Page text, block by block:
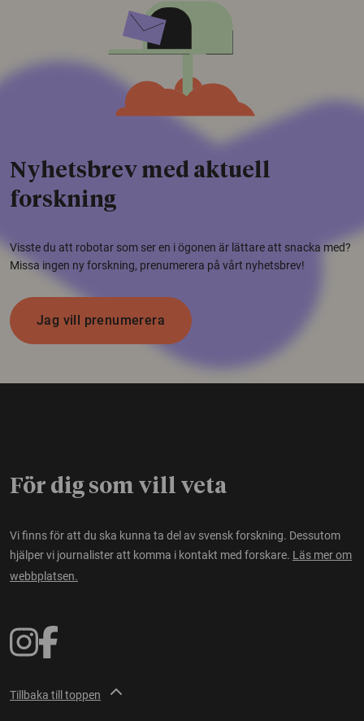
Nyhetsbrev med aktuell
forskning
Visste du att robotar som ser en i ögonen är lättare att snacka med?
Missa ingen ny forskning, prenumerera på vårt nyhetsbrev!
Jag vill prenumerera
För dig som vill veta
Vi finns för att du ska kunna ta del av svensk forskning. Dessutom
hjälper vi journalister att komma i kontakt med forskare. Läs mer om
webbplatsen.
Tillbaka till toppen